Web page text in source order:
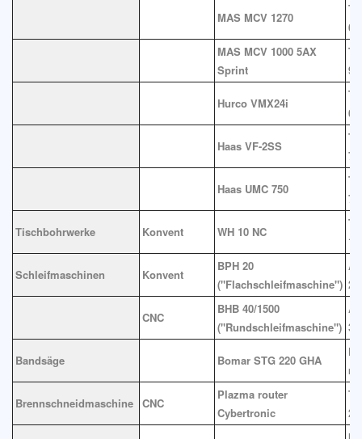
MAS MCV 1270
MAS MCV 1000 5AX
Sprint
Hurco VMX24i
Haas VF-2SS
Haas UMC 750
Tischbohrwerke Konvent WH 10 NC
Schleifmaschinen Konvent
BPH 20
("Flachschleifmaschine")
CNC
BHB 40/1500
("Rundschleifmaschine")
Bandsäge Bomar STG 220 GHA
Brennschneidmaschine CNC
Plazma router
Cybertronic